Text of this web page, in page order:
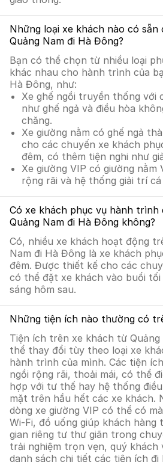
Những loại xe khách nào có
Quảng Nam đi Hà Đông?
Bạn có thể chọn từ nhiều loại
khác nhau cho hành trình của
Hà Đông, như:
Xe ghế ngồi truyền thống với
như ghế ngả và điều hòa
chăng.
Xe giường nằm có ghế ngả
cho các chuyến xe khách
đêm, có thêm tiện nghi như
Xe giường VIP có giường nằm
rộng rãi và hệ thống giải trí cá
Có xe khách phục vụ hành trình
Quảng Nam đi Hà Đông không?
Có, nhiều xe khách hoạt động
Nam đi Hà Đông là xe khách
đêm. Được thiết kế cho các
có thể đặt xe khách vào buổi tối
sáng hôm sau.
Những tiện ích nào thường có
Tiện ích trên xe khách từ
thể thay đổi tùy theo loại xe
hành trình của mình. Các tiện
ngồi rộng rãi, thoải mái, có thể
hợp với tư thế hay hệ thống
mặt trên hầu hết các xe khách.
dòng xe giường VIP có thể có
Wi-Fi, đồ uống giúp khách hàng
gian riêng tư thư giãn trong
trải nghiệm trọn vẹn, quý khách
danh sách chi tiết các tiện ích đi